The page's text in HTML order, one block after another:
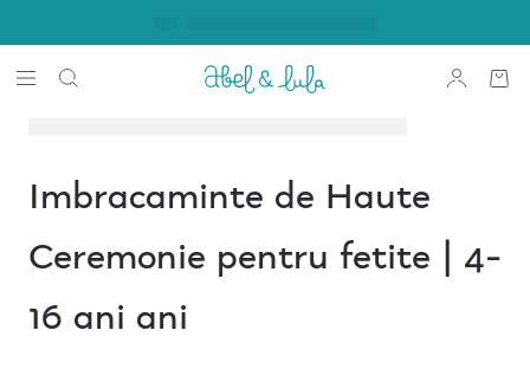
Imbracaminte de Haute
Ceremonie pentru fetite | 4-
16 ani ani